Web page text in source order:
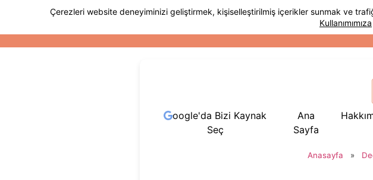
oogle'da Bizi Kaynak
Seç
Ana
Sayfa
Anasayfa »